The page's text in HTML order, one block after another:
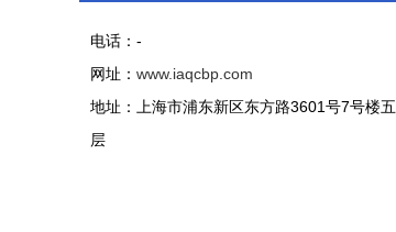
电话：-
网址： www.iaqcbp.com
地址：上海市浦东新区东方路3601号7号楼五
层